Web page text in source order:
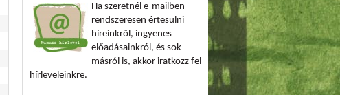
Ha szeretnél e-mailben
rendszeresen értesülni
híreinkről, ingyenes
előadásainkról, és sok
másról is, akkor iratkozz fel
hírleveleinkre.